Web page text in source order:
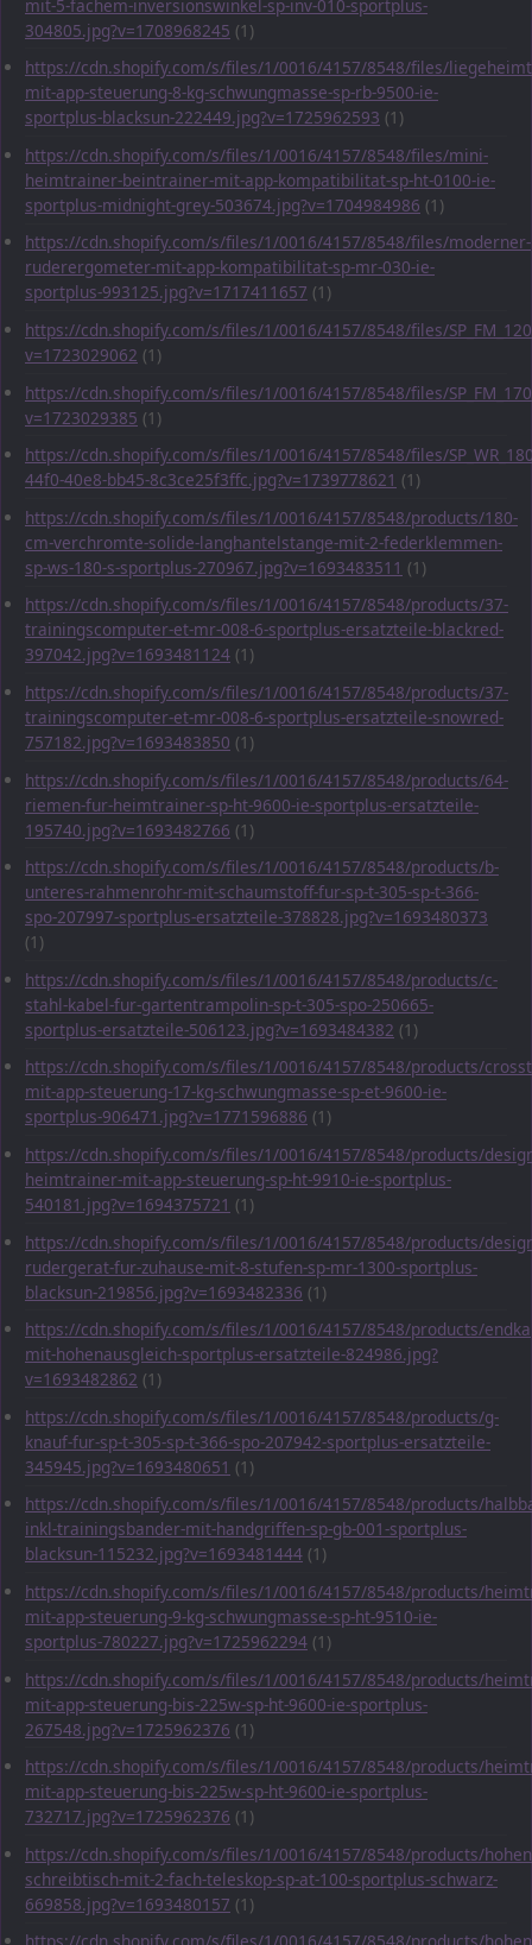
mit-5-fachem-inversionswinkel-sp-inv-010-sportplus-
304805.jpg?v=1708968245 (1)
https://cdn.shopify.com/s/files/1/0016/4157/8548/files/
mit-app-steuerung-8-kg-schwungmasse-sp-rb-9500-ie-
sportplus-blacksun-222449.jpg?v=1725962593 (1)
https://cdn.shopify.com/s/files/1/0016/4157/8548/files/mini-
heimtrainer-beintrainer-mit-app-kompatibilitat-sp-ht-0100-ie-
sportplus-midnight-grey-503674.jpg?v=1704984986 (1)
https://cdn.shopify.com/s/files/1/0016/4157/8548/files/moderner-
ruderergometer-mit-app-kompatibilitat-sp-mr-030-ie-
sportplus-993125.jpg?v=1717411657 (1)
https://cdn.shopify.com/s/files/1/0016/4157/8548/files/
v=1723029062 (1)
https://cdn.shopify.com/s/files/1/0016/4157/8548/files/
v=1723029385 (1)
https://cdn.shopify.com/s/files/1/0016/4157/8548/files/
44f0-40e8-bb45-8c3ce25f3ffc.jpg?v=1739778621 (1)
https://cdn.shopify.com/s/files/1/0016/4157/8548/products/180-
cm-verchromte-solide-langhantelstange-mit-2-federklemmen-
sp-ws-180-s-sportplus-270967.jpg?v=1693483511 (1)
https://cdn.shopify.com/s/files/1/0016/4157/8548/products/37-
trainingscomputer-et-mr-008-6-sportplus-ersatzteile-blackred-
397042.jpg?v=1693481124 (1)
https://cdn.shopify.com/s/files/1/0016/4157/8548/products/37-
trainingscomputer-et-mr-008-6-sportplus-ersatzteile-snowred-
757182.jpg?v=1693483850 (1)
https://cdn.shopify.com/s/files/1/0016/4157/8548/products/64-
riemen-fur-heimtrainer-sp-ht-9600-ie-sportplus-ersatzteile-
195740.jpg?v=1693482766 (1)
https://cdn.shopify.com/s/files/1/0016/4157/8548/products/b-
unteres-rahmenrohr-mit-schaumstoff-fur-sp-t-305-sp-t-366-
spo-207997-sportplus-ersatzteile-378828.jpg?v=1693480373
(1)
https://cdn.shopify.com/s/files/1/0016/4157/8548/products/c-
stahl-kabel-fur-gartentrampolin-sp-t-305-spo-250665-
sportplus-ersatzteile-506123.jpg?v=1693484382 (1)
https://cdn.shopify.com/s/files/1/0016/4157/8548/products/
mit-app-steuerung-17-kg-schwungmasse-sp-et-9600-ie-
sportplus-906471.jpg?v=1771596886 (1)
https://cdn.shopify.com/s/files/1/0016/4157/8548/products/
heimtrainer-mit-app-steuerung-sp-ht-9910-ie-sportplus-
540181.jpg?v=1694375721 (1)
https://cdn.shopify.com/s/files/1/0016/4157/8548/products/
rudergerat-fur-zuhause-mit-8-stufen-sp-mr-1300-sportplus-
blacksun-219856.jpg?v=1693482336 (1)
https://cdn.shopify.com/s/files/1/0016/4157/8548/products/
mit-hohenausgleich-sportplus-ersatzteile-824986.jpg?
v=1693482862 (1)
https://cdn.shopify.com/s/files/1/0016/4157/8548/products/g-
knauf-fur-sp-t-305-sp-t-366-spo-207942-sportplus-ersatzteile-
345945.jpg?v=1693480651 (1)
https://cdn.shopify.com/s/files/1/0016/4157/8548/products/
inkl-trainingsbander-mit-handgriffen-sp-gb-001-sportplus-
blacksun-115232.jpg?v=1693481444 (1)
https://cdn.shopify.com/s/files/1/0016/4157/8548/products/
mit-app-steuerung-9-kg-schwungmasse-sp-ht-9510-ie-
sportplus-780227.jpg?v=1725962294 (1)
https://cdn.shopify.com/s/files/1/0016/4157/8548/products/
mit-app-steuerung-bis-225w-sp-ht-9600-ie-sportplus-
267548.jpg?v=1725962376 (1)
https://cdn.shopify.com/s/files/1/0016/4157/8548/products/
mit-app-steuerung-bis-225w-sp-ht-9600-ie-sportplus-
732717.jpg?v=1725962376 (1)
https://cdn.shopify.com/s/files/1/0016/4157/8548/products/
schreibtisch-mit-2-fach-teleskop-sp-at-100-sportplus-schwarz-
669858.jpg?v=1693480157 (1)